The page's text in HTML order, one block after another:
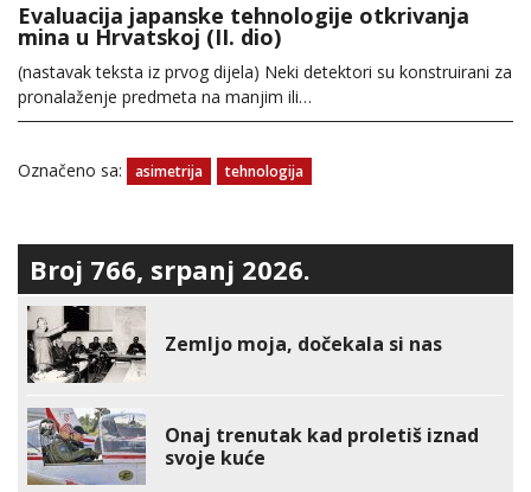
Evaluacija japanske tehnologije otkrivanja
mina u Hrvatskoj (II. dio)
(nastavak teksta iz prvog dijela) Neki detektori su konstruirani za
pronalaženje predmeta na manjim ili…
Označeno sa: asimetrija tehnologija
Broj 766, srpanj 2026.
Zemljo moja, dočekala si nas
Onaj trenutak kad proletiš iznad
svoje kuće